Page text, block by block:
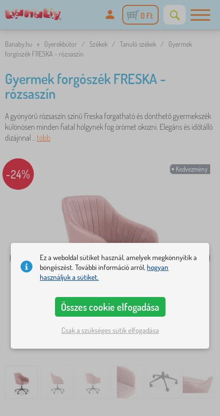
0 Ft
Banaby.hu » Gyerekbútor / Székek / Tanuló székek /
Gyermek
forgószék FRESKA - rózsaszín
Gyermek forgószék FRESKA -
rózsaszín
A gyönyörű rózsaszín színű Freska forgatható és dönthető gyermekszék
különösen minden fiatal hölgynek fog örömet okozni. Elegáns és időtálló
dizájnnal .. több
Kedvezmény
-24%
Ez a weboldal sütiket használ, amelyek megkönnyítik a
böngészést. További információ arról,hogyan
használjuk a sütiket.
Összes cookie elfogadása
Csak a szükséges sütik elfogadása